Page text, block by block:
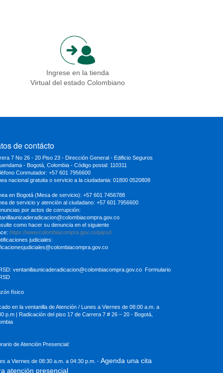
Ingrese en la tienda
Virtual del estado Colombiano
de contácto
7 No 26 - 20 Piso 23 - Dirección General - Edificio Seguros
- Bogotá, Colombia - Código postal: 110311
Conmutador: +57 601 7956600
nacional gratuita o servicio a la ciudadania: 01800 0520808
en Bogotá (Mesa de servicio): +57 601 7456788
de servicio y atención al ciudadano: +57 601 7956600
por actos de corrupción:
@colombiacompra.gov.co
como hacer su denuncia en el siguiente
https://www.colombiacompra.gov.co/pqrsd
judiciales:
ventanillaunicaderadicacion@colombiacompra.gov.co Formulario
físico
en la ventanilla de Atención / Lunes a Viernes de 08:00 a.m. a
p.m | Radicación del piso 17 de Carrera 7 # 26 – 20 - Bogotá,
de Atención Presencial:
a Viernes de 08:30 a.m. a 04:30 p.m. - Agenda una cita
atención presencial